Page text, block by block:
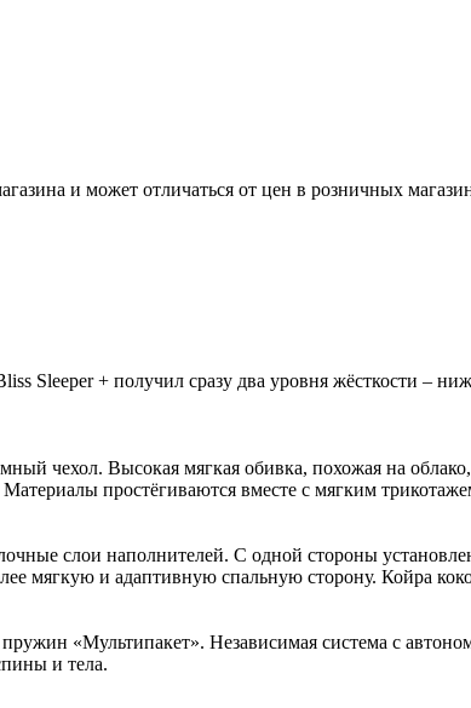
и может отличаться от цен в розничных
Sleeper + получил сразу два уровня жёсткости –
чехол. Высокая мягкая обивка, похожая на
простёгиваются вместе с мягким
слои наполнителей. С одной стороны
мягкую и адаптивную спальную сторону. Койра
«Мультипакет». Независимая система с
и тела.